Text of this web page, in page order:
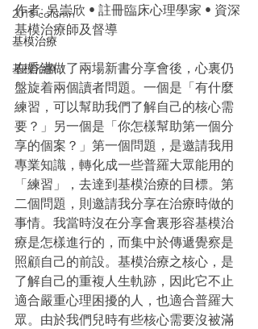
2018 column
基模治療
基模治療
作者: 吳崇欣 • 註冊臨床心理學家 • 資深
基模治療師及督導
在香港做了兩場新書分享會後，心裏仍
盤旋着兩個讀者問題。一個是「有什麼
練習，可以幫助我們了解自己的核心需
要？」另一個是「你怎樣幫助第一個分
享的個案？」第一個問題，是邀請我用
專業知識，轉化成一些普羅大眾能用的
「練習」，去達到基模治療的目標。第
二個問題，則邀請我分享在治療時做的
事情。我當時沒在分享會裏形容基模治
療是怎樣進行的，而集中於傳遞覺察是
照顧自己的前設。基模治療之核心，是
了解自己的重複人生軌跡，因此它不止
適合嚴重心理困擾的人，也適合普羅大
眾。由於我們兒時有些核心需要沒被滿